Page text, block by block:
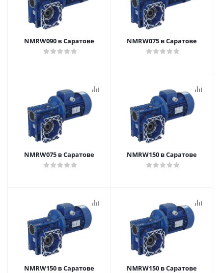
NMRW090 в Саратове NMRW075 в Саратове
NMRW075 в Саратове NMRW150 в Саратове
NMRW150 в Саратове NMRW150 в Саратове